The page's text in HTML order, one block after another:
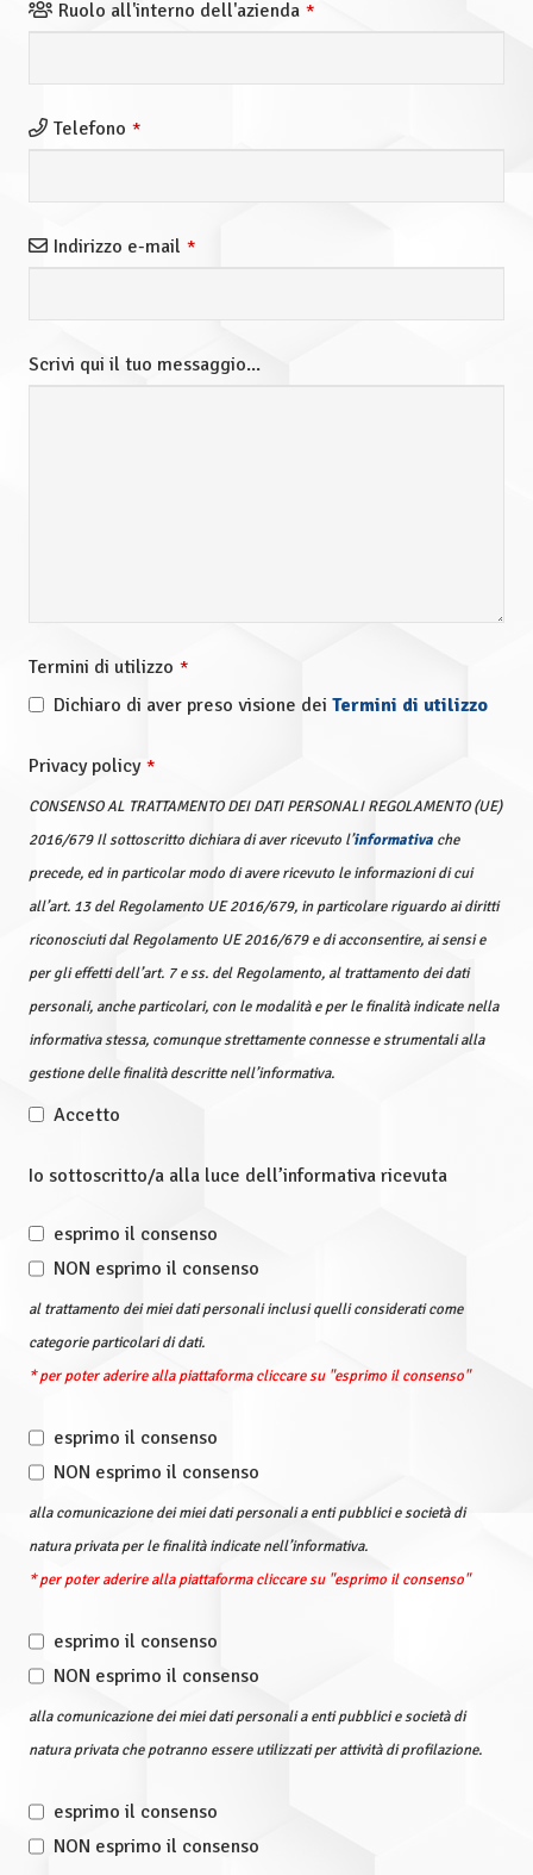
Ruolo all'interno dell'azienda *
Telefono *
Indirizzo e-mail *
Scrivi qui il tuo messaggio...
Termini di utilizzo *
Dichiaro di aver preso visione dei Termini di utilizzo
Privacy policy *
CONSENSO AL TRATTAMENTO DEI DATI PERSONALI REGOLAMENTO (UE)
2016/679 Il sottoscritto dichiara di aver ricevuto l’informativa che
precede, ed in particolar modo di avere ricevuto le informazioni di cui
all’art. 13 del Regolamento UE 2016/679, in particolare riguardo ai diritti
riconosciuti dal Regolamento UE 2016/679 e di acconsentire, ai sensi e
per gli effetti dell’art. 7 e ss. del Regolamento, al trattamento dei dati
personali, anche particolari, con le modalità e per le finalità indicate nella
informativa stessa, comunque strettamente connesse e strumentali alla
gestione delle finalità descritte nell’informativa.
Accetto
Io sottoscritto/a alla luce dell’informativa ricevuta
esprimo il consenso
NON esprimo il consenso
al trattamento dei miei dati personali inclusi quelli considerati come
categorie particolari di dati.
* per poter aderire alla piattaforma cliccare su "esprimo il consenso"
esprimo il consenso
NON esprimo il consenso
alla comunicazione dei miei dati personali a enti pubblici e società di
natura privata per le finalità indicate nell’informativa.
* per poter aderire alla piattaforma cliccare su "esprimo il consenso"
esprimo il consenso
NON esprimo il consenso
alla comunicazione dei miei dati personali a enti pubblici e società di
natura privata che potranno essere utilizzati per attività di profilazione.
esprimo il consenso
NON esprimo il consenso